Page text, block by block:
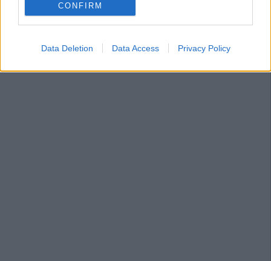
CONFIRM
Data Deletion Data Access Privacy Policy